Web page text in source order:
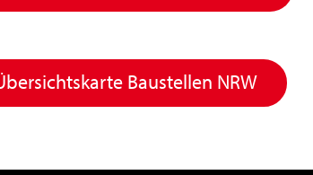
Baustellen NRW